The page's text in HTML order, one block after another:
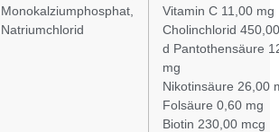
Monokalziumphosphat,
Natriumchlorid
Vitamin C 11,00 mg
Cholinchlorid
d Pantothensäure
mg
Nikotinsäure 26,00
Folsäure 0,60 mg
Biotin 230,00 mcg